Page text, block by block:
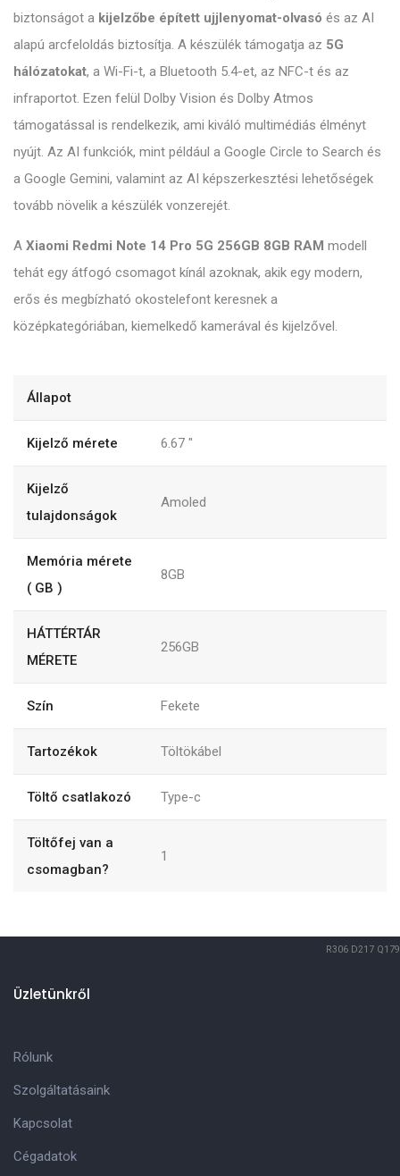
biztonságot a kijelzőbe épített ujjlenyomat-olvasó és az AI
alapú arcfeloldás biztosítja. A készülék támogatja az 5G
hálózatokat, a Wi-Fi-t, a Bluetooth 5.4-et, az NFC-t és az
infraportot. Ezen felül Dolby Vision és Dolby Atmos
támogatással is rendelkezik, ami kiváló multimédiás élményt
nyújt. Az AI funkciók, mint például a Google Circle to Search és
a Google Gemini, valamint az AI képszerkesztési lehetőségek
tovább növelik a készülék vonzerejét.
A Xiaomi Redmi Note 14 Pro 5G 256GB 8GB RAM modell
tehát egy átfogó csomagot kínál azoknak, akik egy modern,
erős és megbízható okostelefont keresnek a
középkategóriában, kiemelkedő kamerával és kijelzővel.
Állapot
Kijelző mérete 6.67 "
Kijelző
tulajdonságok
Amoled
Memória mérete
( GB )
8GB
HÁTTÉRTÁR
MÉRETE
256GB
Szín Fekete
Tartozékok Töltökábel
Töltő csatlakozó Type-c
Töltőfej van a
csomagban?
1
R306 D217 Q179
Üzletünkről
Rólunk
Szolgáltatásaink
Kapcsolat
Cégadatok